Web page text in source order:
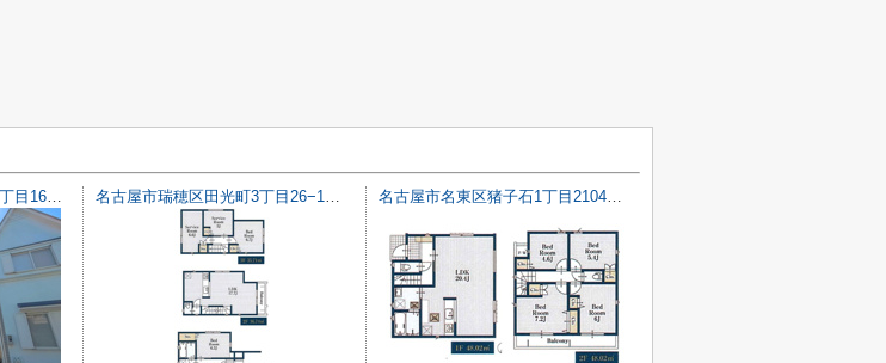
名古屋市瑞穂区本願寺町１丁目16【仲介手数料無料】新築一戸建て 1号棟 名古屋市瑞穂区田光町3丁目26−1【仲介手数料無料】新築一戸建て 名古屋市名東区猪子石1丁目2104【仲介手数料無料】新築一戸建て 2号棟